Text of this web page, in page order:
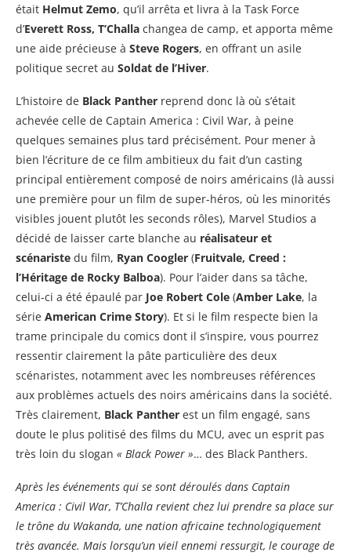
était Helmut Zemo, qu’il arrêta et livra à la Task Force
d’Everett Ross, T’Challa changea de camp, et apporta même
une aide précieuse à Steve Rogers, en offrant un asile
politique secret au Soldat de l’Hiver.
L’histoire de Black Panther reprend donc là où s’était
achevée celle de Captain America : Civil War, à peine
quelques semaines plus tard précisément. Pour mener à
bien l’écriture de ce film ambitieux du fait d’un casting
principal entièrement composé de noirs américains (là aussi
une première pour un film de super-héros, où les minorités
visibles jouent plutôt les seconds rôles), Marvel Studios a
décidé de laisser carte blanche au réalisateur et
scénariste du film, Ryan Coogler (Fruitvale, Creed :
l’Héritage de Rocky Balboa). Pour l’aider dans sa tâche,
celui-ci a été épaulé par Joe Robert Cole (Amber Lake, la
série American Crime Story). Et si le film respecte bien la
trame principale du comics dont il s’inspire, vous pourrez
ressentir clairement la pâte particulière des deux
scénaristes, notamment avec les nombreuses références
aux problèmes actuels des noirs américains dans la société.
Très clairement, Black Panther est un film engagé, sans
doute le plus politisé des films du MCU, avec un esprit pas
très loin du slogan « Black Power »… des Black Panthers.
Après les événements qui se sont déroulés dans Captain
America : Civil War, T’Challa revient chez lui prendre sa place sur
le trône du Wakanda, une nation africaine technologiquement
très avancée. Mais lorsqu’un vieil ennemi ressurgit, le courage de